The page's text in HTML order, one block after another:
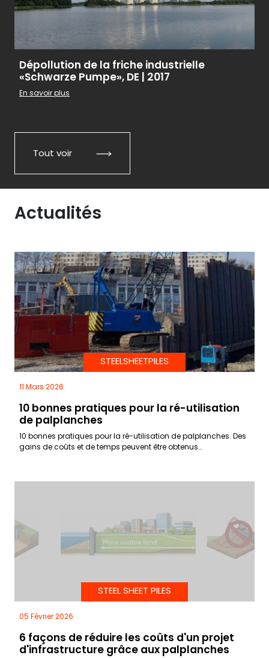
Dépollution de la friche industrielle
«Schwarze Pumpe», DE | 2017
En savoir plus
Tout voir
Actualités
STEELSHEETPILES
11 Mars 2026
10 bonnes pratiques pour la ré-utilisation
de palplanches
10 bonnes pratiques pour la ré-utilisation de palplanches. Des
gains de coûts et de temps peuvent être obtenus…
STEEL SHEET PILES
05 Février 2026
6 façons de réduire les coûts d'un projet
d'infrastructure grâce aux palplanches